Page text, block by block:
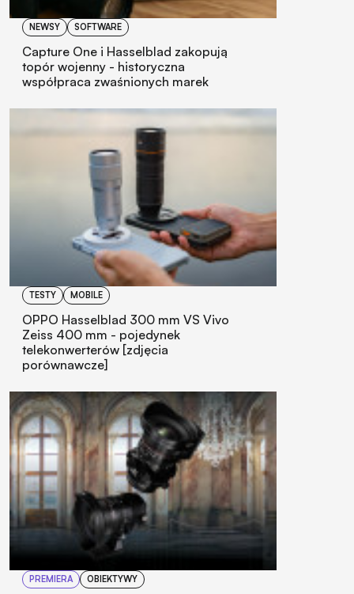
NEWSY SOFTWARE
Capture One i Hasselblad zakopują
topór wojenny - historyczna
współpraca zwaśnionych marek
TESTY MOBILE
OPPO Hasselblad 300 mm VS Vivo
Zeiss 400 mm - pojedynek
telekonwerterów [zdjęcia
porównawcze]
PREMIERA OBIEKTYWY